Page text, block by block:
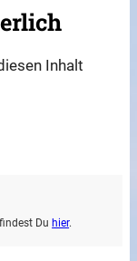
Inhalt
Du hier.